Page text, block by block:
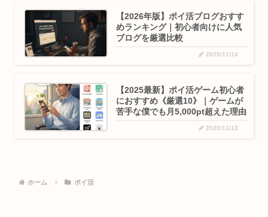
【2026年版】ポイ活ブログおすす
めランキング｜初心者向けに人気
ブログを厳選比較
2025/11/14
【2025最新】ポイ活ゲーム初心者
におすすめ《厳選10》｜ゲームが
苦手な僕でも月5,000pt超えた理由
2025/11/13
ホーム ポイ活